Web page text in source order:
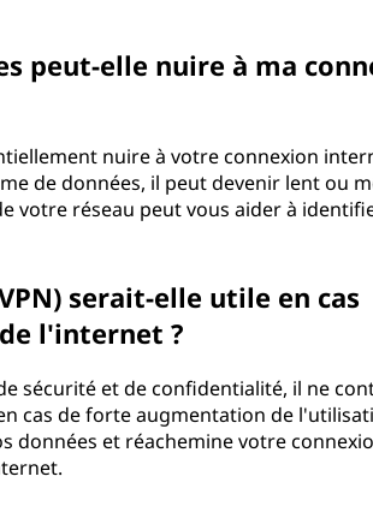
peut-elle nuire à ma
nuire à votre connexion
de données, il peut devenir lent ou
votre réseau peut vous aider à
serait-elle utile en cas
l'internet ?
sécurité et de confidentialité, il ne
cas de forte augmentation de
données et réachemine votre